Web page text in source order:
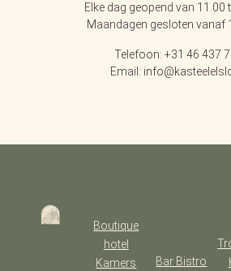
Elke dag geopend van 11.00
Maandagen gesloten vanaf
Telefoon: +31 46 437
Email:
Boutique
hotel
Kamers
Bar Bistro